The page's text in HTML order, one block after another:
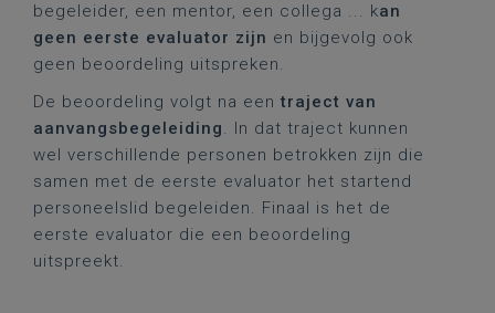
begeleider, een mentor, een collega ... kan
geen eerste evaluator zijn en bijgevolg ook
geen beoordeling uitspreken.
De beoordeling volgt na een traject van
aanvangsbegeleiding. In dat traject kunnen
wel verschillende personen betrokken zijn die
samen met de eerste evaluator het startend
personeelslid begeleiden. Finaal is het de
eerste evaluator die een beoordeling
uitspreekt.